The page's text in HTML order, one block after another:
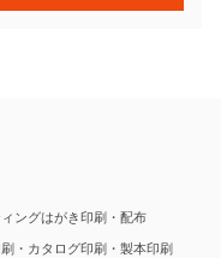
ングはがき印刷・配布
・カタログ印刷・製本印刷